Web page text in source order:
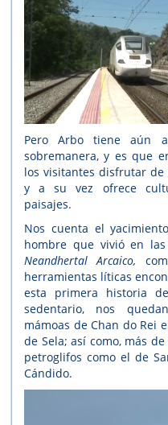
Pero Arbo tiene aún
sobremanera, y es que
los visitantes disfrutar de
y a su vez ofrece
paisajes.
Nos cuenta el
hombre que vivió en
Neandhertal Arcaico,
herramientas líticas
esta primera historia
sedentario, nos
mámoas de Chan do Rei
de Sela; así como, más
petroglifos como el de
Cándido.